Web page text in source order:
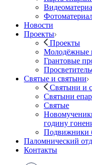
Новости
Проекты
Проекты
Молодёжные
Грантовые
Святые и святыни
Святыни и
Святыни
Святые
годину
Подвижники
Паломнический
Контакты